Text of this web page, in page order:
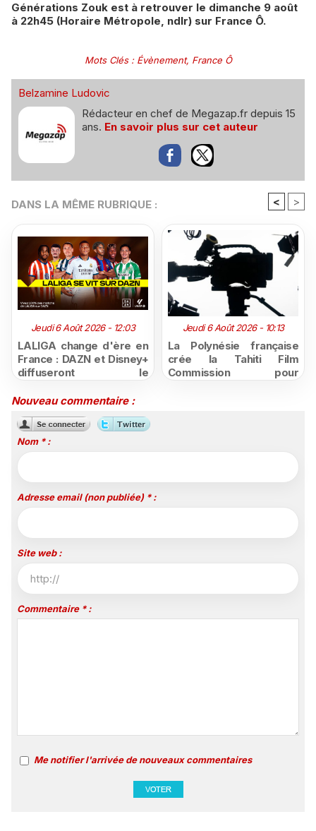
Générations Zouk est à retrouver le dimanche 9 août
à 22h45 (Horaire Métropole, ndlr) sur France Ô.
Mots Clés: Évènement, France Ô
Belzamine Ludovic
Rédacteur en chef de Megazap.fr depuis 15
ans. En savoir plus sur cet auteur
DANS LA MÊME RUBRIQUE : < >
Jeudi 6 Août 2026 - 12:03
LALIGA change d'ère en
France : DAZN et Disney+
diffuseront le
jusqu'en 2029, un revers
Jeudi 6 Août 2026 - 10:13
La Polynésie française
crée la Tahiti Film
Commission pour
Nouveau commentaire :
Nom * :
Adresse email (non publiée) * :
Site web :
Commentaire * :
Me notifier l'arrivée de nouveaux commentaires